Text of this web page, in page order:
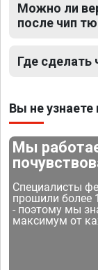
Можно ли
после чип
Где сделать
Вы не
Мы
Специалисты
прошили более
- поэтому мы
максимум от